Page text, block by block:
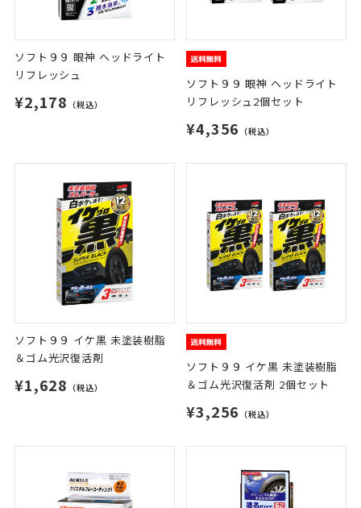
ソフト９９ 眼神 ヘッドライト
リフレッシュ
¥2,178 （税込）
ソフト９９ 眼神 ヘッドライト
リフレッシュ2個セット
¥4,356 （税込）
ソフト９９ イケ黒 未塗装樹脂
＆ゴム光沢復活剤
¥1,628 （税込）
ソフト９９ イケ黒 未塗装樹脂
＆ゴム光沢復活剤 2個セット
¥3,256 （税込）